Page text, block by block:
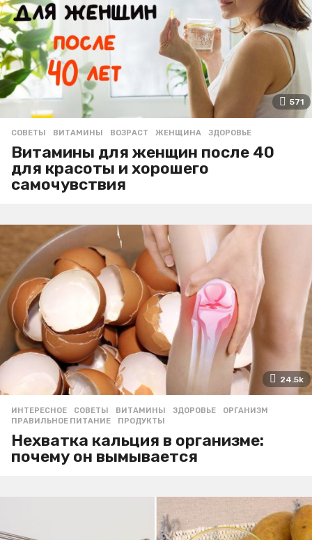
571
СОВЕТЫ ВИТАМИНЫ ,ВОЗРАСТ ,ЖЕНЩИНА ,ЗДОРОВЬЕ
Витамины для женщин после 40
для красоты и хорошего
самочувствия
24.5k
ИНТЕРЕСНОЕ ,СОВЕТЫ ВИТАМИНЫ ,ЗДОРОВЬЕ ,ОРГАНИЗМ
ПРАВИЛЬНОЕ ПИТАНИЕ
,ПРОДУКТЫ
Нехватка кальция в организме:
почему он вымывается